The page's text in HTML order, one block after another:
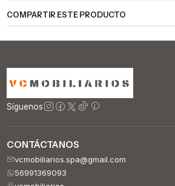
COMPARTIR ESTE PRODUCTO
Síguenos
CONTÁCTANOS
vcmobiliarios.spa@gmail.com
56991369093